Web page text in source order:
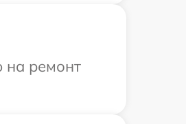
на ремонт